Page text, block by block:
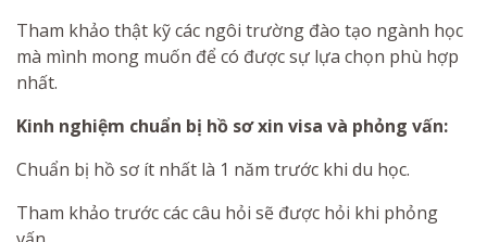
Tham khảo thật kỹ các ngôi trường đào tạo ngành học
mà mình mong muốn để có được sự lựa chọn phù hợp
nhất.
Kinh nghiệm chuẩn bị hồ sơ xin visa và phỏng vấn:
Chuẩn bị hồ sơ ít nhất là 1 năm trước khi du học.
Tham khảo trước các câu hỏi sẽ được hỏi khi phỏng